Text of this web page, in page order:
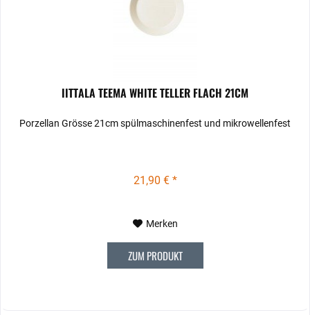
IITTALA TEEMA WHITE TELLER FLACH 21CM
Porzellan Grösse 21cm spülmaschinenfest und mikrowellenfest
21,90 € *
Merken
ZUM PRODUKT